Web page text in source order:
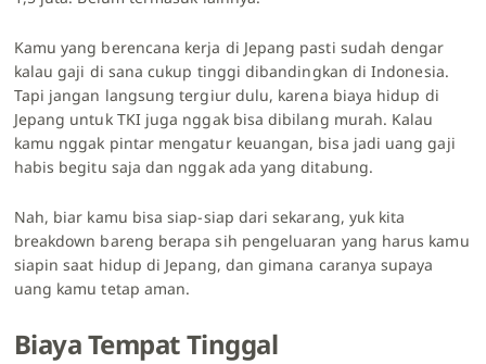
Kamu yang berencana kerja di Jepang pasti sudah dengar
kalau gaji di sana cukup tinggi dibandingkan di Indonesia.
Tapi jangan langsung tergiur dulu, karena biaya hidup di
Jepang untuk TKI juga nggak bisa dibilang murah. Kalau
kamu nggak pintar mengatur keuangan, bisa jadi uang gaji
habis begitu saja dan nggak ada yang ditabung.
Nah, biar kamu bisa siap-siap dari sekarang, yuk kita
breakdown bareng berapa sih pengeluaran yang harus kamu
siapin saat hidup di Jepang, dan gimana caranya supaya
uang kamu tetap aman.
Biaya Tempat Tinggal